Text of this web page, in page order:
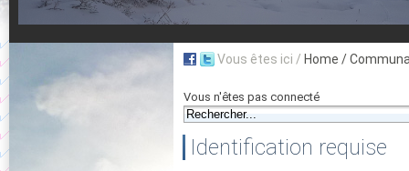
Vous êtes ici / Home /
Vous n'êtes pas connecté
Identification requise